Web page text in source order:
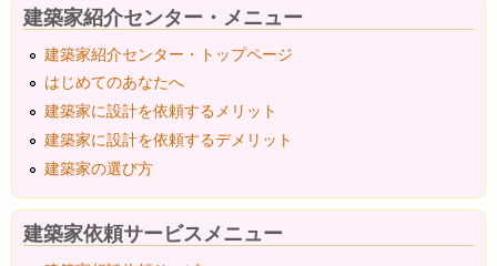
建築家紹介センター・メニュー
建築家紹介センター・トップページ
はじめてのあなたへ
建築家に設計を依頼するメリット
建築家に設計を依頼するデメリット
建築家の選び方
建築家依頼サービスメニュー